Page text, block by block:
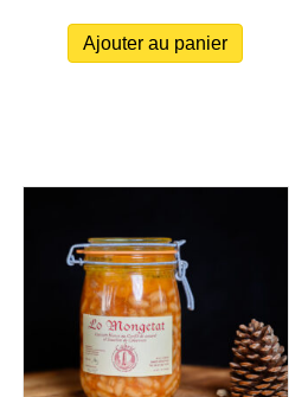
Ajouter au panier